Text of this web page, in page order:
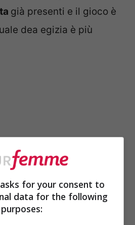
già presenti e il gioco è
dea egizia è più
for your consent to
data for the following
purposes: